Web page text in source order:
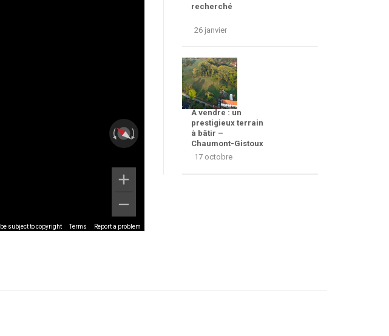
be subject to copyright Terms Report a problem
recherché
26 janvier
À vendre : un
prestigieux terrain
à bâtir –
Chaumont-Gistoux
17 octobre